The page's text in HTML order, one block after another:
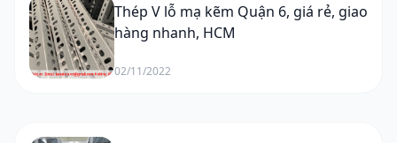
Thép V lỗ mạ kẽm Quận 6, giá rẻ, giao
hàng nhanh, HCM
02/11/2022